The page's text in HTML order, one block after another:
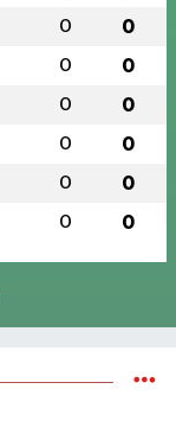
0 0
0 0
0 0
0 0
0 0
0 0